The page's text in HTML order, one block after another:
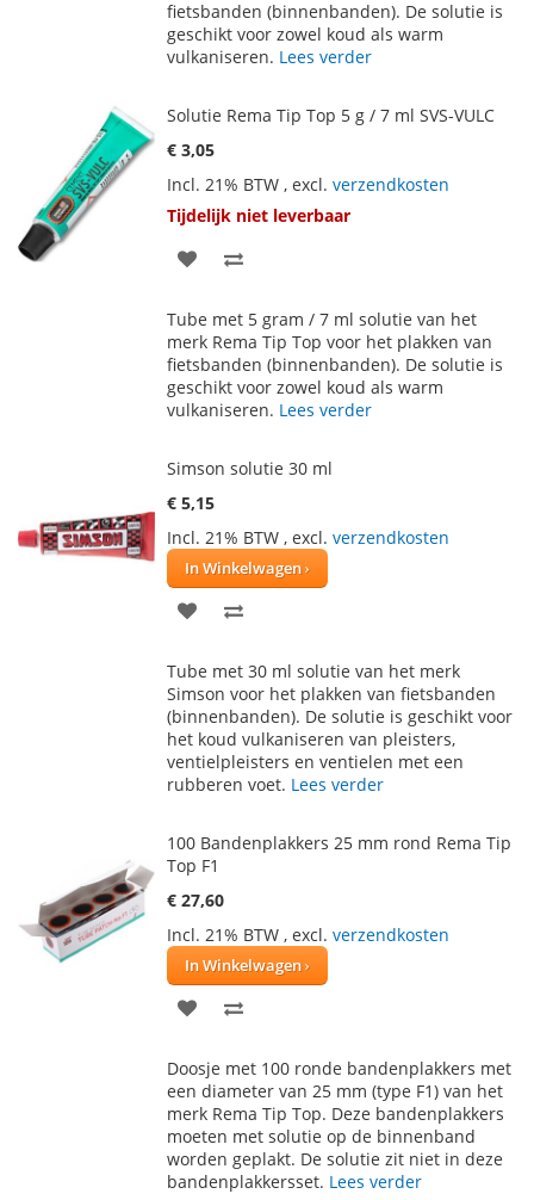
VERLANGLIJST
VERGELIJKEN
fietsbanden (binnenbanden). De solutie is
geschikt voor zowel koud als warm
vulkaniseren. Lees verder
Solutie Rema Tip Top 5 g / 7 ml SVS-VULC
€ 3,05
Incl. 21% BTW , excl. verzendkosten
Tijdelijk niet leverbaar
VOEG
AAN
VERLANGLIJST
TE
VERGELIJKEN
Tube met 5 gram / 7 ml solutie van het
merk Rema Tip Top voor het plakken van
fietsbanden (binnenbanden). De solutie is
geschikt voor zowel koud als warm
vulkaniseren. Lees verder
Simson solutie 30 ml
€ 5,15
Incl. 21% BTW , excl. verzendkosten
In Winkelwagen
VOEG
AAN
VERLANGLIJST
TE
VERGELIJKEN
Tube met 30 ml solutie van het merk
Simson voor het plakken van fietsbanden
(binnenbanden). De solutie is geschikt voor
het koud vulkaniseren van pleisters,
ventielpleisters en ventielen met een
rubberen voet. Lees verder
100 Bandenplakkers 25 mm rond Rema Tip
Top F1
€ 27,60
Incl. 21% BTW , excl. verzendkosten
In Winkelwagen
VOEG
AAN
VERLANGLIJST
TE
VERGELIJKEN
Doosje met 100 ronde bandenplakkers met
een diameter van 25 mm (type F1) van het
merk Rema Tip Top. Deze bandenplakkers
moeten met solutie op de binnenband
worden geplakt. De solutie zit niet in deze
bandenplakkersset. Lees verder